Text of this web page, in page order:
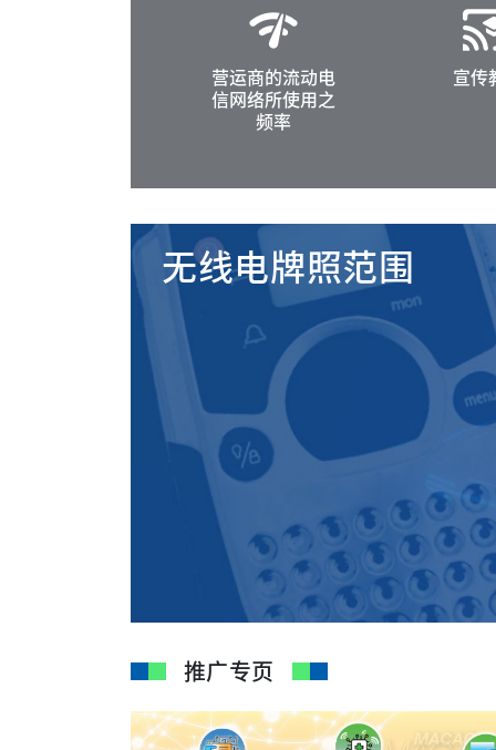
network_check
营运商的流动电
信网络所使用之
频率
宣传
无线电牌照范围
推广专页